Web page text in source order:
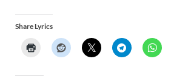
Share Lyrics